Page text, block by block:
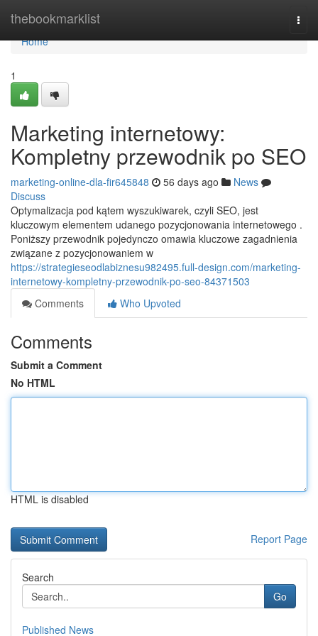
thebookmarklist
Home
Home
1
Marketing internetowy:
Kompletny przewodnik po SEO
marketing-online-dla-fir645848 56 days ago
News
Discuss
Optymalizacja pod kątem wyszukiwarek, czyli SEO, jest
kluczowym elementem udanego pozycjonowania internetowego .
Poniższy przewodnik pojedynczo omawia kluczowe zagadnienia
związane z pozycjonowaniem w
https://strategieseodlabiznesu982495.full-design.com/marketing-
internetowy-kompletny-przewodnik-po-seo-84371503
Comments
Who Upvoted
Comments
Submit a Comment
No HTML
HTML is disabled
Report Page
Search
Go
Published News